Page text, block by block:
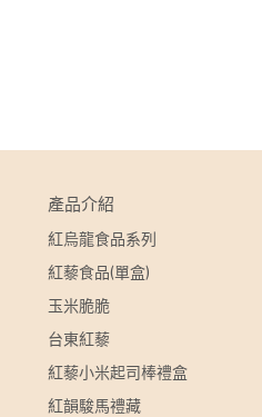
產品介紹
紅烏龍食品系列
紅藜食品(單盒)
玉米脆脆
台東紅藜
紅藜小米起司棒禮盒
紅韻駿馬禮藏